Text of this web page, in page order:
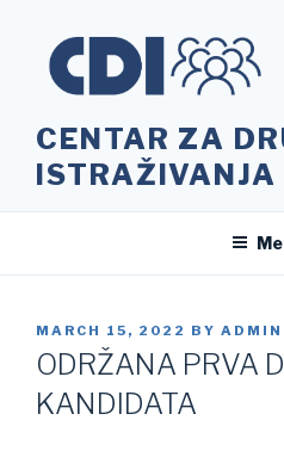
content
CENTAR ZA
ISTRAŽIVANJA
POSTED
ON
MARCH 15, 2022 BY
ODRŽANA PRVA
KANDIDATA